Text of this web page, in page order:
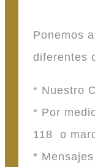
Ponemos
diferentes
* Nuestro
* Por
118 o
*